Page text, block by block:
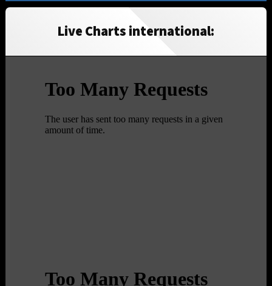
Live Charts international: